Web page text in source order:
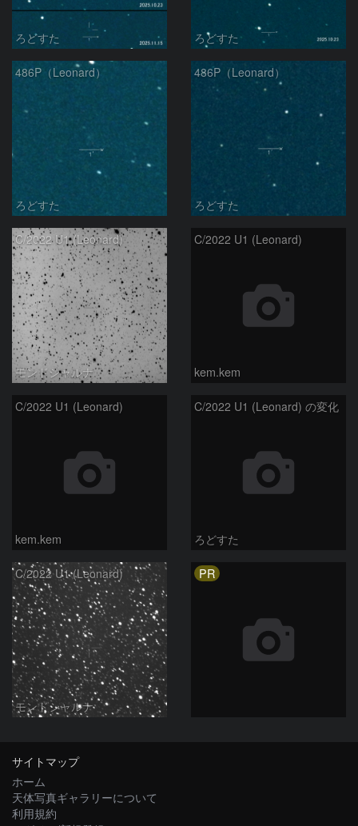
ろどすた ろどすた
486P（Leonard）
ろどすた
486P（Leonard）
ろどすた
C/2022 U1 (Leonard)
モンドシャルナ
C/2022 U1 (Leonard)
kem.kem
C/2022 U1 (Leonard)
kem.kem
C/2022 U1 (Leonard) の変化
ろどすた
C/2022 U1 (Leonard)
モンドシャルナ
PR
サイトマップ
ホーム
天体写真ギャラリーについて
利用規約